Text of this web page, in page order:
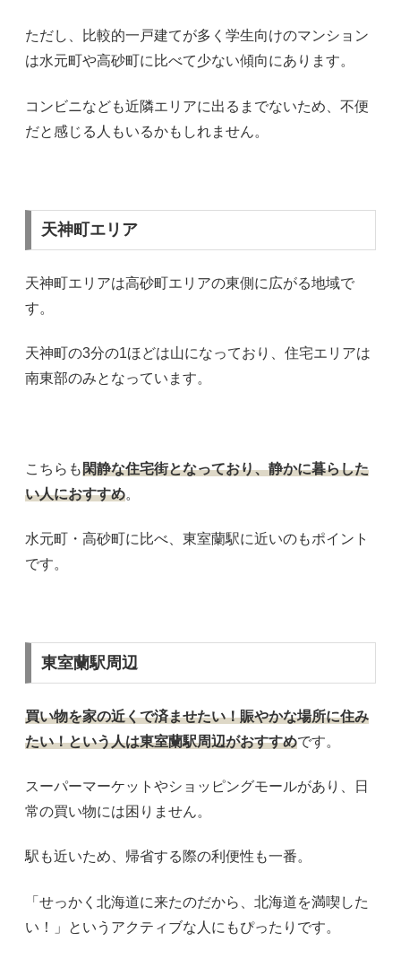
ただし、比較的一戸建てが多く学生向けのマンション
は水元町や高砂町に比べて少ない傾向にあります。
コンビニなども近隣エリアに出るまでないため、不便
だと感じる人もいるかもしれません。
天神町エリア
天神町エリアは高砂町エリアの東側に広がる地域で
す。
天神町の3分の1ほどは山になっており、住宅エリアは
南東部のみとなっています。
こちらも閑静な住宅街となっており、静かに暮らした
い人におすすめ。
水元町・高砂町に比べ、東室蘭駅に近いのもポイント
です。
東室蘭駅周辺
買い物を家の近くで済ませたい！賑やかな場所に住み
たい！という人は東室蘭駅周辺がおすすめです。
スーパーマーケットやショッピングモールがあり、日
常の買い物には困りません。
駅も近いため、帰省する際の利便性も一番。
「せっかく北海道に来たのだから、北海道を満喫した
い！」というアクティブな人にもぴったりです。